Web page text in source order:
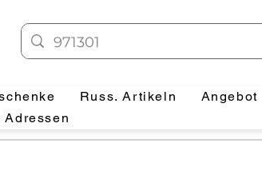
Russ. Artikeln Angebot
Adressen